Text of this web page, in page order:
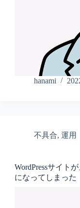
hanami
不具合, 運用
WordPressサイト
になってしまった